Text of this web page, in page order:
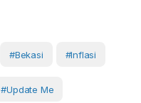
#Bekasi #Inflasi
#Update Me